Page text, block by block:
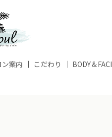
ン案内 こだわり BODY＆